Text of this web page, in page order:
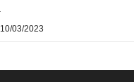
10/03/2023